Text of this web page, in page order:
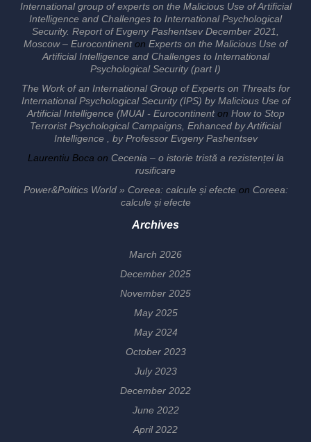
International group of experts on the Malicious Use of Artificial
Intelligence and Challenges to International Psychological
Security. Report of Evgeny Pashentsev December 2021,
Moscow – Eurocontinenton Experts on the Malicious Use of
Artificial Intelligence and Challenges to International
Psychological Security (part I)
The Work of an International Group of Experts on Threats for
International Psychological Security (IPS) by Malicious Use of
Artificial Intelligence (MUAI - Eurocontinenton How to Stop
Terrorist Psychological Campaigns, Enhanced by Artificial
Intelligence , by Professor Evgeny Pashentsev
Laurentiu Boca on Cecenia – o istorie tristă a rezistenței la
rusificare
Power&Politics World » Coreea: calcule și efecteon Coreea:
calcule și efecte
Archives
March 2026
December 2025
November 2025
May 2025
May 2024
October 2023
July 2023
December 2022
June 2022
April 2022